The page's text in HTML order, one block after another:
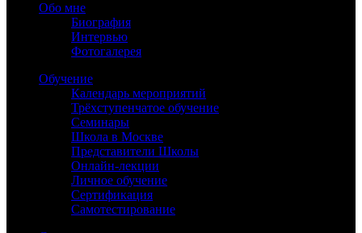
Обо мне
Биография
Интервью
Фотогалерея
Обучение
Календарь мероприятий
Трёхступенчатое обучение
Семинары
Школа в Москве
Представители Школы
Онлайн-лекции
Личное обучение
Сертификация
Самотестирование